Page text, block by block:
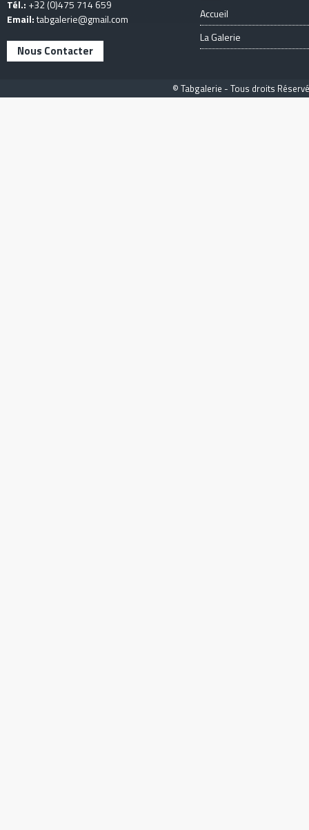
Tél.: +32 (0)475 714 659
Email:tabgalerie@gmail.com
Nous Contacter
Accueil
La Galerie
© Tabgalerie - Tous droits